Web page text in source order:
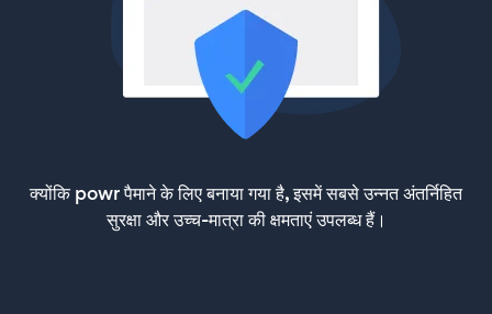
क्योंकि powr पैमाने के लिए बनाया गया है, इसमें सबसे उन्नत अंतर्निहित
सुरक्षा और उच्च-मात्रा की क्षमताएं उपलब्ध हैं।